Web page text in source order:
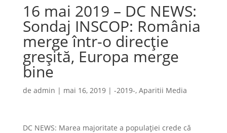
16 mai 2019 – DC NEWS:
Sondaj INSCOP: România
merge într-o direcție
greșită, Europa merge
bine
de admin | mai 16, 2019| -2019-, Aparitii Media
DC NEWS: Marea majoritate a populației crede că